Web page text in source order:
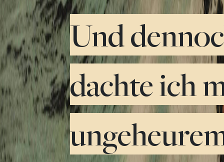
Und
dachte ich